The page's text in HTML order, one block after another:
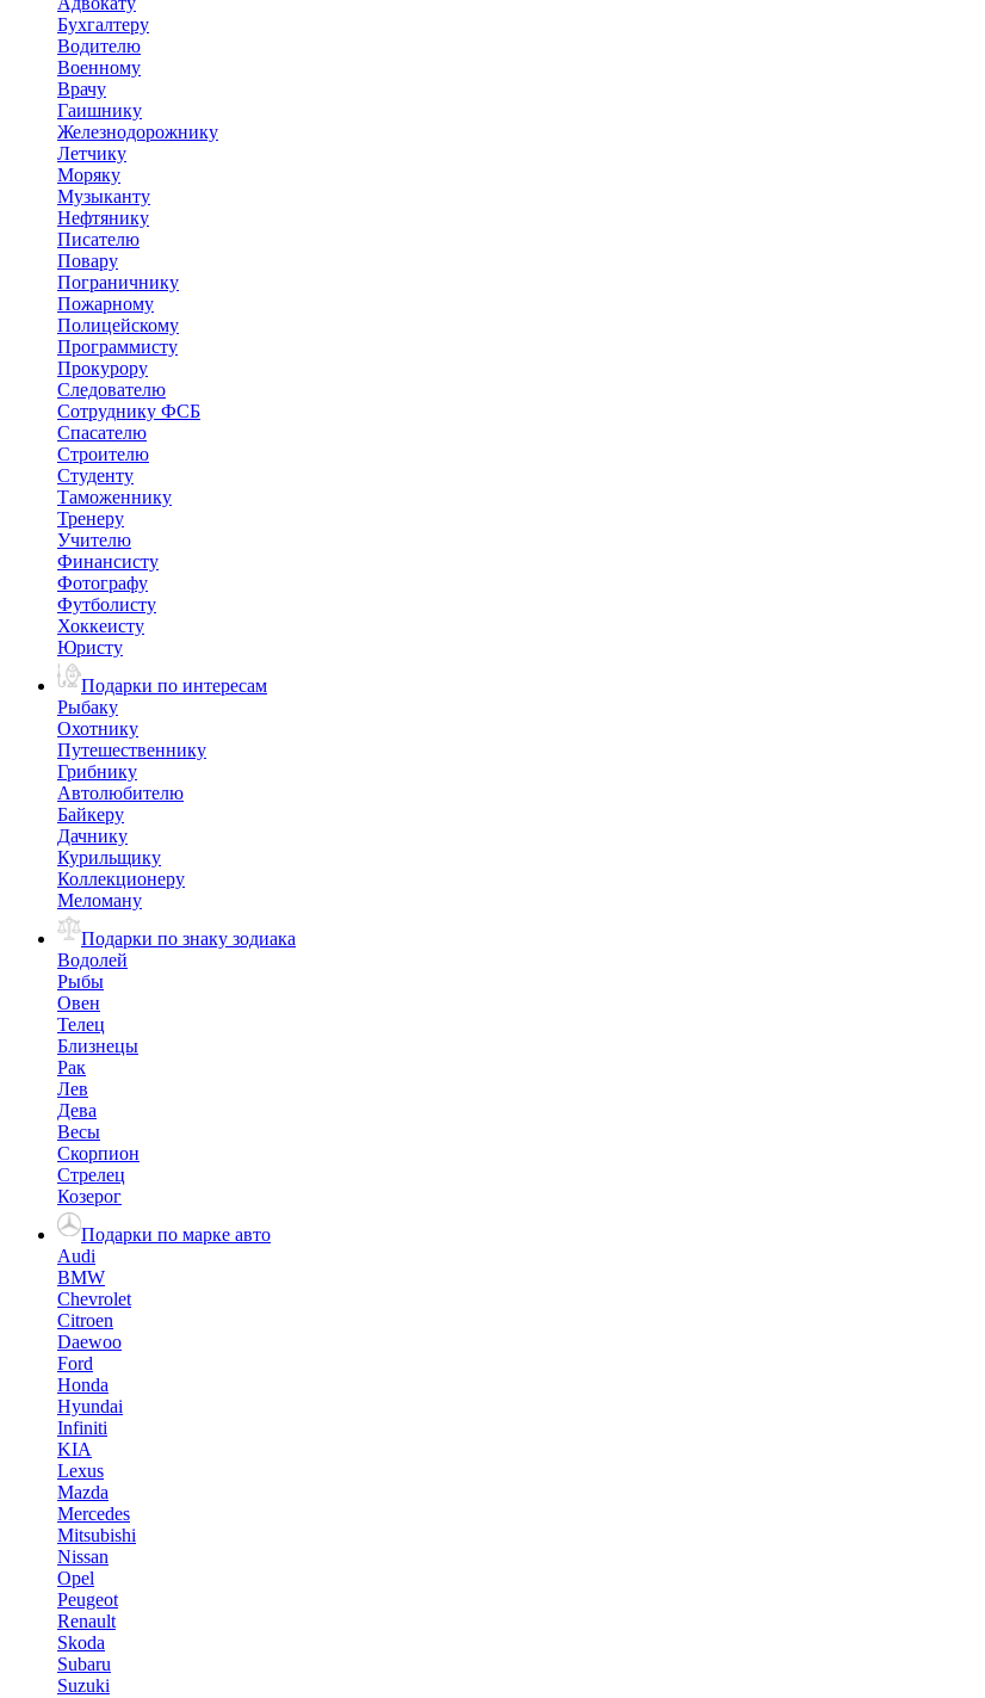
Бухгалтеру
Водителю
Военному
Врачу
Гаишнику
Железнодорожнику
Летчику
Моряку
Музыканту
Нефтянику
Писателю
Повару
Пограничнику
Пожарному
Полицейскому
Программисту
Прокурору
Следователю
Сотруднику ФСБ
Спасателю
Строителю
Студенту
Таможеннику
Тренеру
Учителю
Финансисту
Фотографу
Футболисту
Хоккеисту
Юристу
Подарки по интересам
Рыбаку
Охотнику
Путешественнику
Грибнику
Автолюбителю
Байкеру
Дачнику
Курильщику
Коллекционеру
Меломану
Подарки по знаку зодиака
Водолей
Рыбы
Овен
Телец
Близнецы
Рак
Лев
Дева
Весы
Скорпион
Стрелец
Козерог
Подарки по марке авто
Audi
BMW
Chevrolet
Citroen
Daewoo
Ford
Honda
Hyundai
Infiniti
KIA
Lexus
Mazda
Mercedes
Mitsubishi
Nissan
Opel
Peugeot
Renault
Skoda
Subaru
Suzuki